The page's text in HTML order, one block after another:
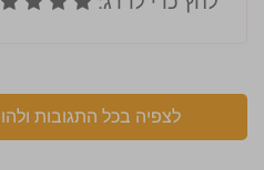
לצפיה בכל התגובות